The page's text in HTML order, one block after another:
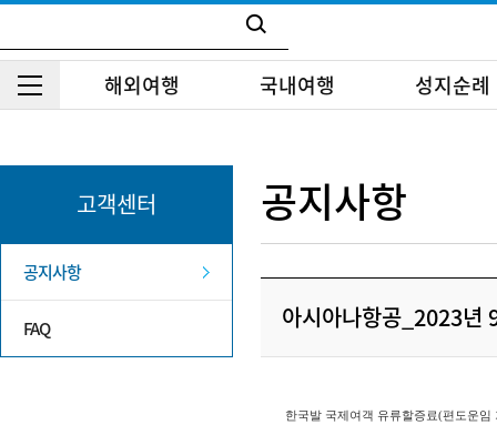
해외여행 국내여행 성지순례
고객센터
공지사항
FAQ
공지사항
아시아나항공_2023년